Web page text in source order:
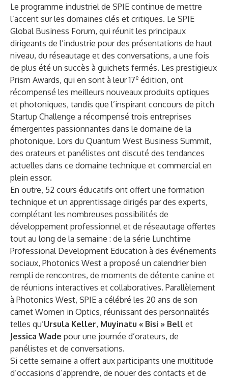
Le programme industriel de SPIE continue de mettre
l’accent sur les domaines clés et critiques. Le SPIE
Global Business Forum, qui réunit les principaux
dirigeants de l’industrie pour des présentations de haut
niveau, du réseautage et des conversations, a une fois
de plus été un succès à guichets fermés. Les prestigieux
Prism Awards, qui en sont à leur 17e édition, ont
récompensé les meilleurs nouveaux produits optiques
et photoniques, tandis que l’inspirant concours de pitch
Startup Challenge a récompensé trois entreprises
émergentes passionnantes dans le domaine de la
photonique. Lors du Quantum West Business Summit,
des orateurs et panélistes ont discuté des tendances
actuelles dans ce domaine technique et commercial en
plein essor.
En outre, 52 cours éducatifs ont offert une formation
technique et un apprentissage dirigés par des experts,
complétant les nombreuses possibilités de
développement professionnel et de réseautage offertes
tout au long de la semaine : de la série Lunchtime
Professional Development Education à des événements
sociaux, Photonics West a proposé un calendrier bien
rempli de rencontres, de moments de détente canine et
de réunions interactives et collaboratives. Parallèlement
à Photonics West, SPIE a célébré les 20 ans de son
carnet Women in Optics, réunissant des personnalités
telles qu’Ursula Keller, Muyinatu « Bisi » Bell et
Jessica Wade pour une journée d’orateurs, de
panélistes et de conversations.
Si cette semaine a offert aux participants une multitude
d’occasions d’apprendre, de nouer des contacts et de